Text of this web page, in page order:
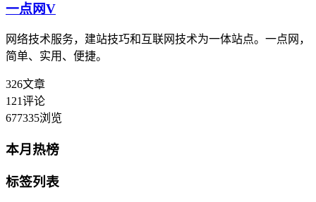
一点网V
网络技术服务，建站技巧和互联网技术为一体站点。一点网，
简单、实用、便捷。
326文章
121评论
677335浏览
本月热榜
标签列表